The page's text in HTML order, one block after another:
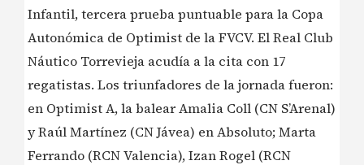
Infantil, tercera prueba puntuable para la Copa
Autonómica de Optimist de la FVCV. El Real Club
Náutico Torrevieja acudía a la cita con 17
regatistas. Los triunfadores de la jornada fueron:
en Optimist A, la balear Amalia Coll (CN S’Arenal)
y Raúl Martínez (CN Jávea) en Absoluto; Marta
Ferrando (RCN Valencia), Izan Rogel (RCN